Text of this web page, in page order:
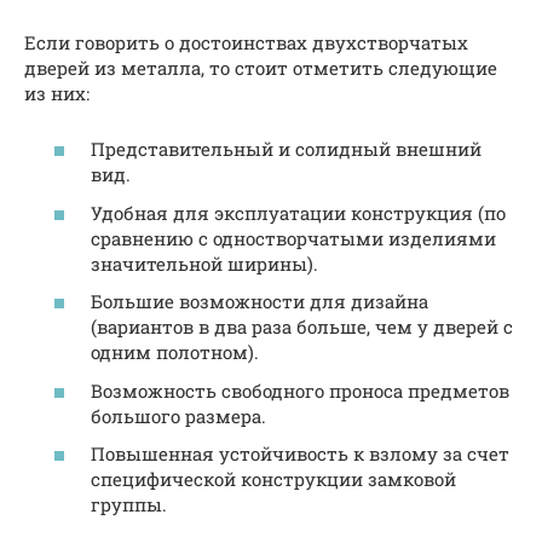
Если говорить о достоинствах двухстворчатых
дверей из металла, то стоит отметить следующие
из них:
Представительный и солидный внешний
вид.
Удобная для эксплуатации конструкция (по
сравнению с одностворчатыми изделиями
значительной ширины).
Большие возможности для дизайна
(вариантов в два раза больше, чем у дверей с
одним полотном).
Возможность свободного проноса предметов
большого размера.
Повышенная устойчивость к взлому за счет
специфической конструкции замковой
группы.